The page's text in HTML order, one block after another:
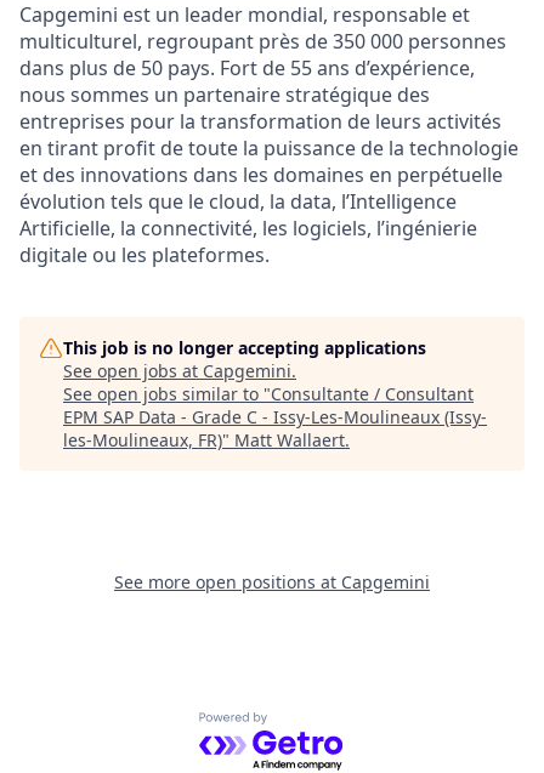
Capgemini est un leader mondial, responsable et
multiculturel, regroupant près de 350 000 personnes
dans plus de 50 pays. Fort de 55 ans d’expérience,
nous sommes un partenaire stratégique des
entreprises pour la transformation de leurs activités
en tirant profit de toute la puissance de la technologie
et des innovations dans les domaines en perpétuelle
évolution tels que le cloud, la data, l’Intelligence
Artificielle, la connectivité, les logiciels, l’ingénierie
digitale ou les plateformes.
This job is no longer accepting applications
See open jobs at Capgemini.
See open jobs similar to "Consultante / Consultant
EPM SAP Data - Grade C - Issy-Les-Moulineaux (Issy-
les-Moulineaux, FR)" Matt Wallaert.
See more open positions at Capgemini
Powered by Getro.com